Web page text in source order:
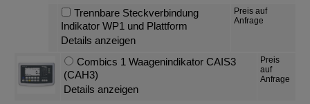
Trennbare Steckverbindung
Indikator WP1 und Plattform
Details anzeigen
Preis auf
Anfrage
Combics 1 Waagenindikator CAIS3
(CAH3)
Details anzeigen
Preis
auf
Anfrage